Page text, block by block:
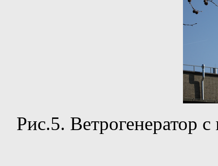
Рис.5. Ветрогенератор